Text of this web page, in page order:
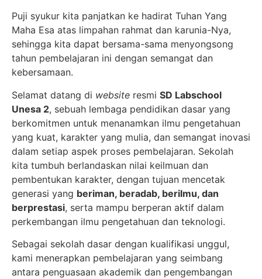
Puji syukur kita panjatkan ke hadirat Tuhan Yang
Maha Esa atas limpahan rahmat dan karunia-Nya,
sehingga kita dapat bersama-sama menyongsong
tahun pembelajaran ini dengan semangat dan
kebersamaan.
Selamat datang di website resmi SD Labschool
Unesa 2, sebuah lembaga pendidikan dasar yang
berkomitmen untuk menanamkan ilmu pengetahuan
yang kuat, karakter yang mulia, dan semangat inovasi
dalam setiap aspek proses pembelajaran. Sekolah
kita tumbuh berlandaskan nilai keilmuan dan
pembentukan karakter, dengan tujuan mencetak
generasi yang beriman, beradab, berilmu, dan
berprestasi, serta mampu berperan aktif dalam
perkembangan ilmu pengetahuan dan teknologi.
Sebagai sekolah dasar dengan kualifikasi unggul,
kami menerapkan pembelajaran yang seimbang
antara penguasaan akademik dan pengembangan